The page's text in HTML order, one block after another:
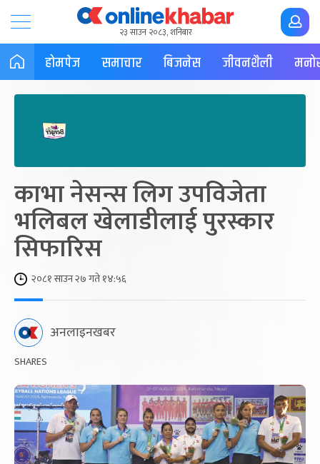
२३ साउन २०८३, शनिबार
होमपेज समाचार बिजनेस जीवनशैली
काभा नेसन्स लिग उपविजेता
भलिबल खेलाडीलाई पुरस्कार
सिफारिस
२०८१ साउन २७ गते १४:५६
अनलाइनखबर
SHARES